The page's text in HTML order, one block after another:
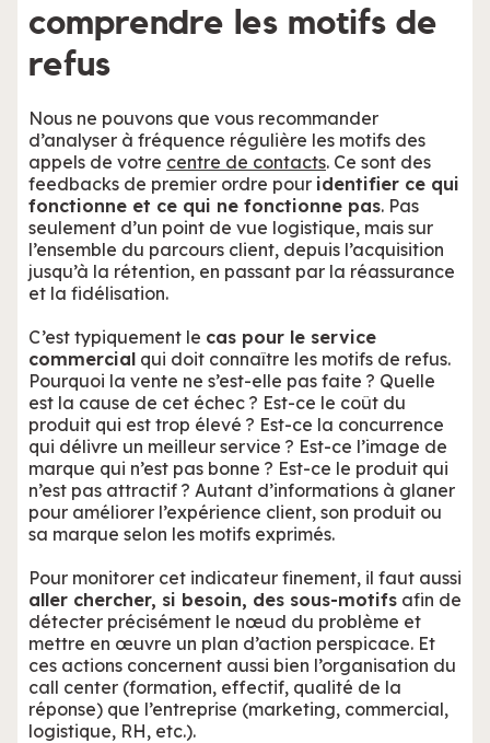
comprendre les motifs de
refus
Nous ne pouvons que vous recommander
d’analyser à fréquence régulière les motifs des
appels de votre centre de contacts. Ce sont des
feedbacks de premier ordre pour identifier ce qui
fonctionne et ce qui ne fonctionne pas. Pas
seulement d’un point de vue logistique, mais sur
l’ensemble du parcours client, depuis l’acquisition
jusqu’à la rétention, en passant par la réassurance
et la fidélisation.
C’est typiquement le cas pour le service
commercial qui doit connaître les motifs de refus.
Pourquoi la vente ne s’est-elle pas faite ? Quelle
est la cause de cet échec ? Est-ce le coût du
produit qui est trop élevé ? Est-ce la concurrence
qui délivre un meilleur service ? Est-ce l’image de
marque qui n’est pas bonne ? Est-ce le produit qui
n’est pas attractif ? Autant d’informations à glaner
pour améliorer l’expérience client, son produit ou
sa marque selon les motifs exprimés.
Pour monitorer cet indicateur finement, il faut aussi
aller chercher, si besoin, des sous-motifs afin de
détecter précisément le nœud du problème et
mettre en œuvre un plan d’action perspicace. Et
ces actions concernent aussi bien l’organisation du
call center (formation, effectif, qualité de la
réponse) que l’entreprise (marketing, commercial,
logistique, RH, etc.).